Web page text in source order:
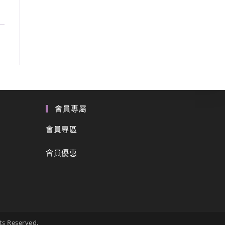
會員專屬
會員專區
會員優惠
Reserved.